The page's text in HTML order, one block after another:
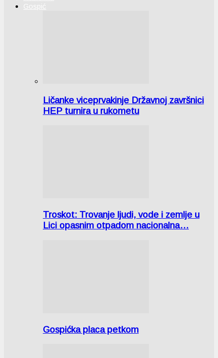
Gospić
Ličanke viceprvakinje Državnoj završnici
HEP turnira u rukometu
Troskot: Trovanje ljudi, vode i zemlje u
Lici opasnim otpadom nacionalna…
Gospićka placa petkom